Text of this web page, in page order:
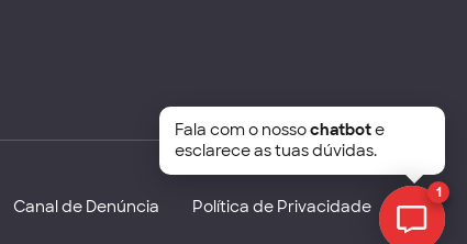
Canal de Denúncia Política de Privacidade
1
Fala com o nossochatbote
esclarece as tuas dúvidas.